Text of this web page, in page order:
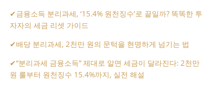
✔금융소득 분리과세, ‘15.4% 원천징수’로 끝일까? 똑똑한 투
자자의 세금 리셋 가이드
✔배당 분리과세, 2천만 원의 문턱을 현명하게 넘기는 법
✔“분리과세 금융소득” 제대로 알면 세금이 달라진다: 2천만
원 룰부터 원천징수 15.4%까지, 실전 해설